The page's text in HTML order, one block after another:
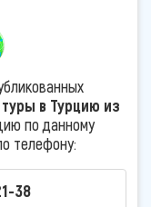
в Турцию из
по данному
телефону:
38